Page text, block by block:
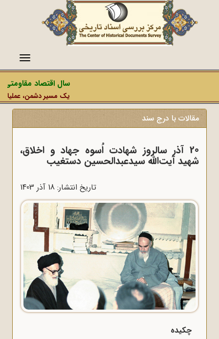
منو
سال اقتصاد
یک مسیر دشمن، عملیات
مقالات با درج سند
20 آذر سالروز شهادت اُسوه جهاد و اخلاق،
شهید آیت‌الله سیدعبدالحسین دستغیب
تاریخ انتشار: 18 آذر 1403
چکیده